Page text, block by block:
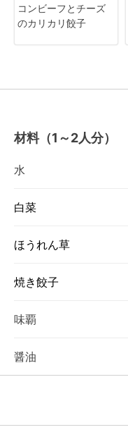
コンビーフとチーズ
のカリカリ餃子
材料（1～2人分）
水
白菜
ほうれん草
焼き餃子
味覇
醤油